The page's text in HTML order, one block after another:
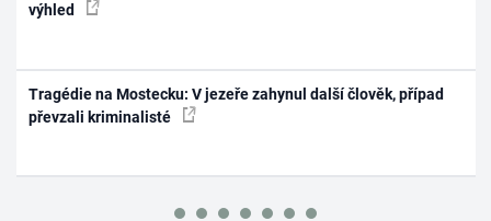
výhled
Tragédie na Mostecku: V jezeře zahynul další člověk, případ
převzali kriminalisté